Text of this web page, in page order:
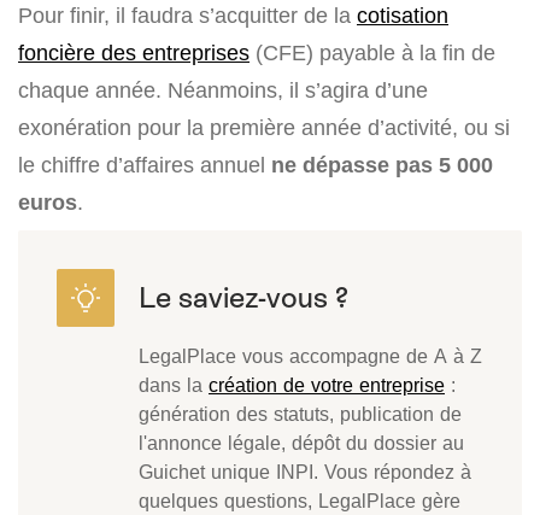
Pour finir, il faudra s’acquitter de la cotisation
foncière des entreprises (CFE) payable à la fin de
chaque année. Néanmoins, il s’agira d’une
exonération pour la première année d’activité, ou si
le chiffre d’affaires annuel ne dépasse pas 5 000
euros.
LegalPlace vous accompagne de A à Z
dans la création de votre entreprise :
génération des statuts, publication de
l'annonce légale, dépôt du dossier au
Guichet unique INPI. Vous répondez à
quelques questions, LegalPlace gère